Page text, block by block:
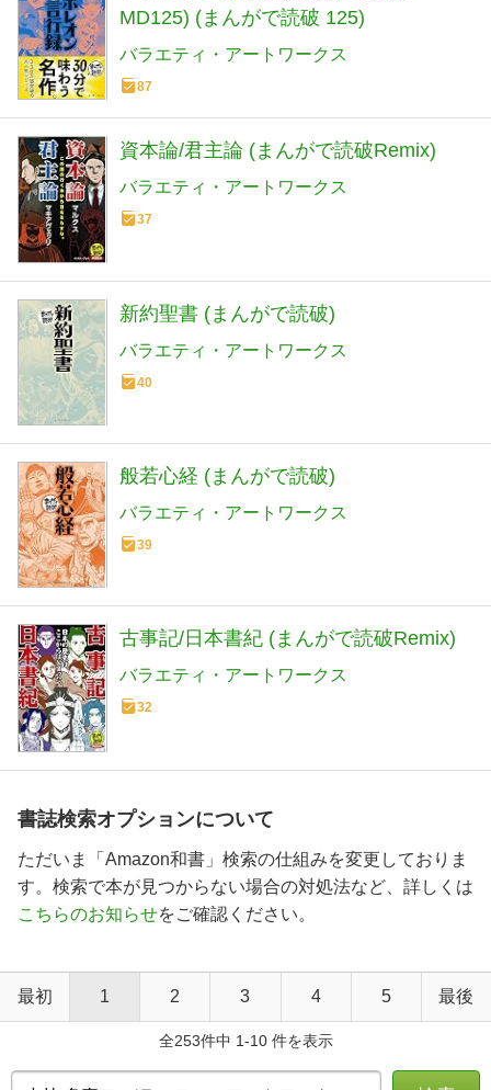
MD125) (まんがで読破 125)
バラエティ・アートワークス
87
資本論/君主論 (まんがで読破Remix)
バラエティ・アートワークス
37
新約聖書 (まんがで読破)
バラエティ・アートワークス
40
般若心経 (まんがで読破)
バラエティ・アートワークス
39
古事記/日本書紀 (まんがで読破Remix)
バラエティ・アートワークス
32
書誌検索オプションについて
ただいま「Amazon和書」検索の仕組みを変更しておりま
す。検索で本が見つからない場合の対処法など、詳しくは
こちらのお知らせをご確認ください。
最初 1 2 3 4 5 最後
全253件中 1-10 件を表示